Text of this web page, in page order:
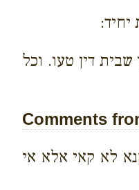
דין טעו. וכל
Comments
לא קאי אלא אי